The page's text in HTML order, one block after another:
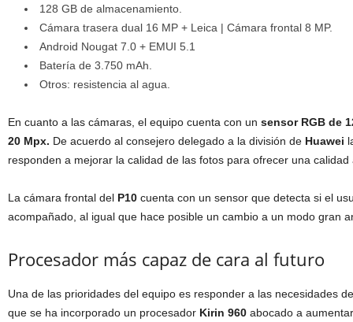
128 GB de almacenamiento.
Cámara trasera dual 16 MP + Leica | Cámara frontal 8 MP.
Android Nougat 7.0 + EMUI 5.1
Batería de 3.750 mAh.
Otros: resistencia al agua.
En cuanto a las cámaras, el equipo cuenta con un sensor RGB de
20 Mpx. De acuerdo al consejero delegado a la división de Huawei
responden a mejorar la calidad de las fotos para ofrecer una
La cámara frontal del P10 cuenta con un sensor que detecta si el
acompañado, al igual que hace posible un cambio a un modo gran
Procesador más capaz de cara al futuro
Una de las prioridades del equipo es responder a las necesidades
que se ha incorporado un procesador Kirin 960 abocado a